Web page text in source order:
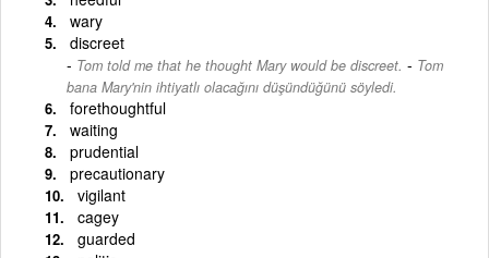
wary
discreet
Tom told me that he thought Mary would be discreet. - Tom
bana Mary'nin ihtiyatlı olacağını düşündüğünü söyledi.
forethoughtful
waiting
prudential
precautionary
vigilant
cagey
guarded